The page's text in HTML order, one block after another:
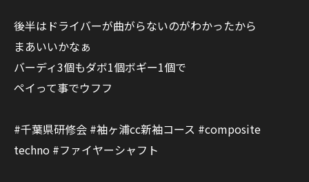
後半はドライバーが曲がらないのがわかったから
まあいいかなぁ
バーディ3個もダボ1個ボギー1個で
ペイって事でウフフ
#千葉県研修会 #袖ヶ浦cc新袖コース #composite
techno #ファイヤーシャフト